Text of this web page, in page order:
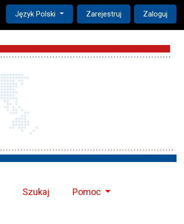
Change the language. The current language is:
Język Polski Zarejestruj Zaloguj
Szukaj Pomoc